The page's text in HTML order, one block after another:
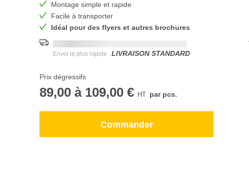
Montage simple et rapide
Facile à transporter
Idéal pour des flyers et autres brochures
Envoi le plus rapide : LIVRAISON STANDARD
Prix dégressifs
89,00 à 109,00 € par pcs.
Commander